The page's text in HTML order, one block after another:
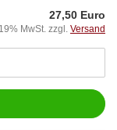
27,50 Euro
MwSt. zzgl. Versand